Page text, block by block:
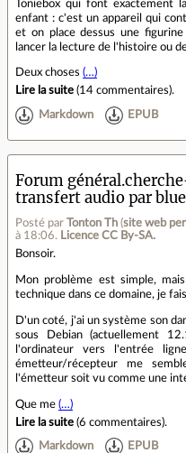
Toniebox qui font exactement
enfant : c'est un appareil qui
et on place dessus une
lancer la lecture de l'histoire ou
Deux choses (…)
Lire la suite (14 commentaires).
Markdown EPUB
Forum
transfert audio par
Posté par Tonton Th (site web
à 18:06. Licence CC By‑SA.
Bonsoir.
Mon problème est simple,
technique dans ce domaine, je
D'un coté, j'ai un système son
sous Debian (actuellement
l'ordinateur vers l'entrée
émetteur/récepteur me
l'émetteur soit vu comme une
Que me (…)
Lire la suite (6 commentaires).
Markdown EPUB